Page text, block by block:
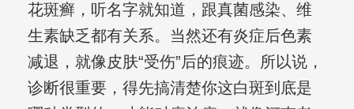
花斑癣，听名字就知道，跟真菌感染、维
生素缺乏都有关系。当然还有炎症后色素
减退，就像皮肤“受伤”后的痕迹。所以说，
诊断很重要，得先搞清楚你这白斑到底是